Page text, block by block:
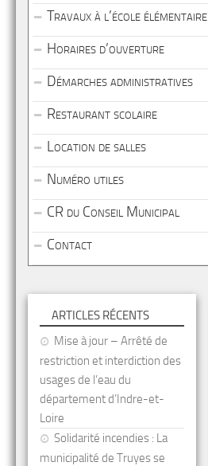
Travaux à l’école élémentaire
Horaires d’ouverture
Démarches administratives
Restaurant scolaire
Location de salles
Numéro utiles
CR du Conseil Municipal
Contact
ARTICLES RÉCENTS
Mise à jour – Arrêté de
restriction et interdiction des
usages de l’eau du
département d’Indre-et-
Loire
Solidarité incendies : La
municipalité de Truyes se